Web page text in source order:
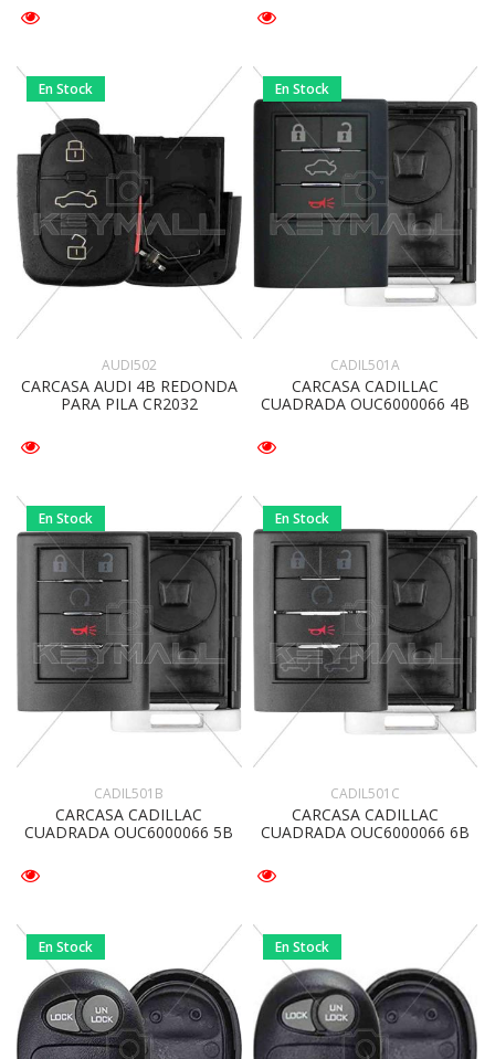
En Stock
AUDI502
CARCASA AUDI 4B REDONDA
PARA PILA CR2032
En Stock
CADIL501A
CARCASA CADILLAC
CUADRADA OUC6000066 4B
En Stock
CADIL501B
CARCASA CADILLAC
CUADRADA OUC6000066 5B
En Stock
CADIL501C
CARCASA CADILLAC
CUADRADA OUC6000066 6B
En Stock En Stock